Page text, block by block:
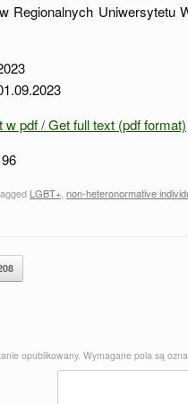
Regionalnych Uniwersytetu
w pdf / Get full text (pdf format)
96
LGBT+ non-heteronormative
opublikowany. Wymagane pola są